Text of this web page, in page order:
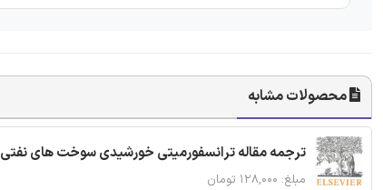
محصولات مشابه
ترجمه مقاله ترانسفورمیتی خورشیدی سوخت های نفتی
مبلغ: ۱۲۸,۰۰۰ تومان